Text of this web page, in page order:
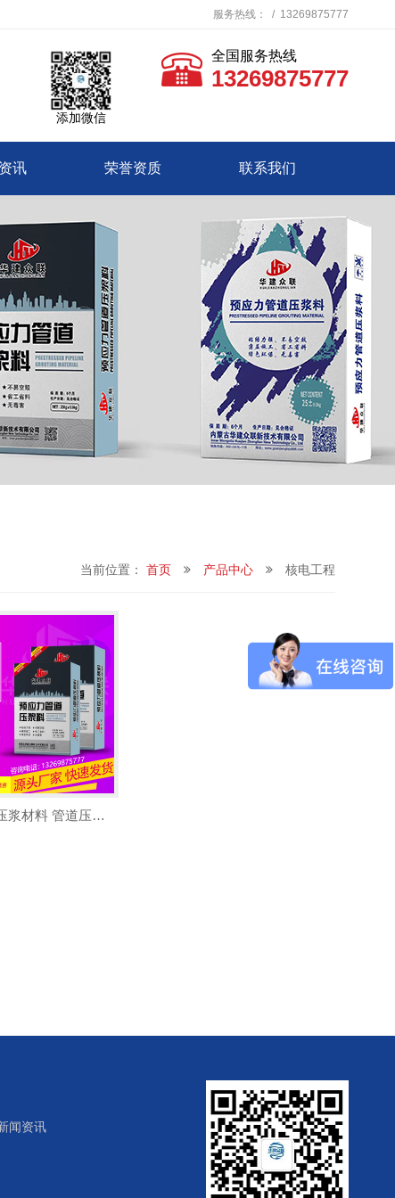
服务热线： / 13269875777
添加微信
全国服务热线
13269875777
讯 荣誉资质 联系我们
当前位置： 首页 产品中心 核电工程
预应力孔道压浆材料 管道压浆料 铁路 公路 桥梁 核电站 压浆剂
闻资讯